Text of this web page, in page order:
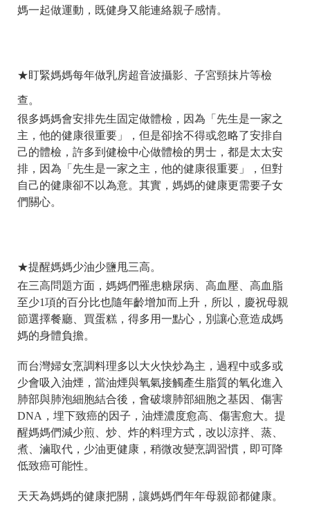
媽一起做運動，既健身又能連絡親子感情。
★盯緊媽媽每年做乳房超音波攝影、子宮頸抹片等檢
查。
很多媽媽會安排先生固定做體檢，因為「先生是一家之
主，他的健康很重要」，但是卻捨不得或忽略了安排自
己的體檢，許多到健檢中心做體檢的男士，都是太太安
排，因為「先生是一家之主，他的健康很重要」，但對
自己的健康卻不以為意。其實，媽媽的健康更需要子女
們關心。
★提醒媽媽少油少鹽甩三高。
在三高問題方面，媽媽們罹患糖尿病、高血壓、高血脂
至少1項的百分比也隨年齡增加而上升，所以，慶祝母親
節選擇餐廳、買蛋糕，得多用一點心，別讓心意造成媽
媽的身體負擔。
而台灣婦女烹調料理多以大火快炒為主，過程中或多或
少會吸入油煙，當油煙與氧氣接觸產生脂質的氧化進入
肺部與肺泡細胞結合後，會破壞肺部細胞之基因、傷害
DNA，埋下致癌的因子，油煙濃度愈高、傷害愈大。提
醒媽媽們減少煎、炒、炸的料理方式，改以涼拌、蒸、
煮、滷取代，少油更健康，稍微改變烹調習慣，即可降
低致癌可能性。
天天為媽媽的健康把關，讓媽媽們年年母親節都健康。